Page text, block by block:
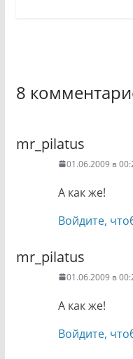
8
mr_pilatus
01.06.2009 в
А как же!
Войдите,
mr_pilatus
01.06.2009 в
А как же!
Войдите,